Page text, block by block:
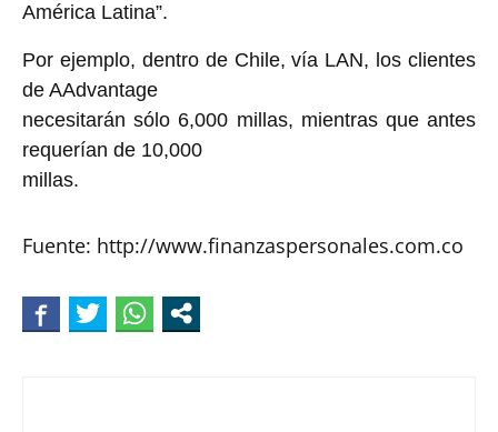
América Latina”.
Por ejemplo, dentro de Chile, vía LAN, los clientes
de AAdvantage
necesitarán sólo 6,000 millas, mientras que antes
requerían de 10,000
millas.
Fuente: http://www.finanzaspersonales.com.co